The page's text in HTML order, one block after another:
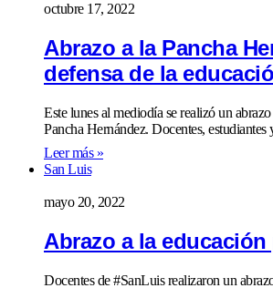
octubre 17, 2022
Abrazo a la Pancha
defensa de la
Este lunes al mediodía se realizó un abrazo
Pancha Hernández. Docentes,
Leer más »
San Luis
mayo 20, 2022
Abrazo a la
Docentes de #SanLuis realizaron un